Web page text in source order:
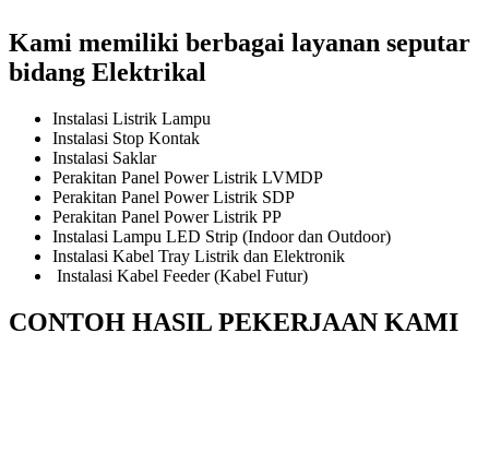
Kami memiliki berbagai layanan seputar
bidang Elektrikal
Instalasi Listrik Lampu
Instalasi Stop Kontak
Instalasi Saklar
Perakitan Panel Power Listrik LVMDP
Perakitan Panel Power Listrik SDP
Perakitan Panel Power Listrik PP
Instalasi Lampu LED Strip (Indoor dan Outdoor)
Instalasi Kabel Tray Listrik dan Elektronik
Instalasi Kabel Feeder (Kabel Futur)
CONTOH HASIL PEKERJAAN KAMI